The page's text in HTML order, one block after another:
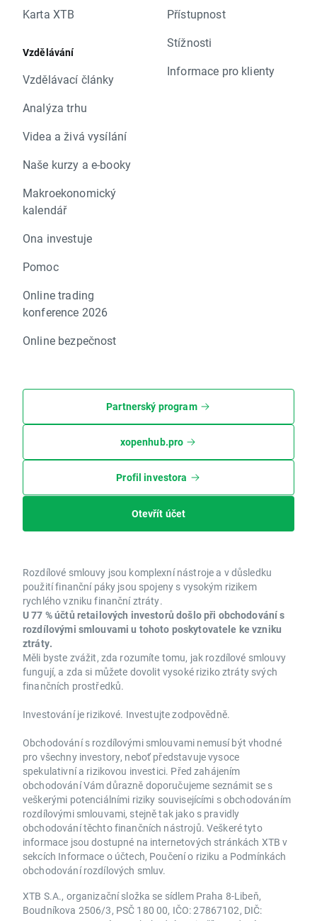
Karta XTB
Vzdělávání
Vzdělávací články
Analýza trhu
Videa a živá vysílání
Naše kurzy a e-booky
Makroekonomický
kalendář
Ona investuje
Pomoc
Online trading
konference 2026
Online bezpečnost
Přístupnost
Stížnosti
Informace pro klienty
Partnerský program
xopenhub.pro
Profil investora
Otevřít účet
Rozdílové smlouvy jsou komplexní nástroje a v důsledku
použití finanční páky jsou spojeny s vysokým rizikem
rychlého vzniku finanční ztráty.
U 77 % účtů retailových investorů došlo při obchodování s
rozdílovými smlouvami u tohoto poskytovatele ke vzniku
ztráty.
Měli byste zvážit, zda rozumíte tomu, jak rozdílové smlouvy
fungují, a zda si můžete dovolit vysoké riziko ztráty svých
finančních prostředků.
Investování je rizikové. Investujte zodpovědně.
Obchodování s rozdílovými smlouvami nemusí být vhodné
pro všechny investory, neboť představuje vysoce
spekulativní a rizikovou investici. Před zahájením
obchodování Vám důrazně doporučujeme seznámit se s
veškerými potenciálními riziky souvisejícími s obchodováním
rozdílovými smlouvami, stejně tak jako s pravidly
obchodování těchto finančních nástrojů. Veškeré tyto
informace jsou dostupné na internetových stránkách XTB v
sekcích Informace o účtech, Poučení o riziku a Podmínkách
obchodování rozdílových smluv.
XTB S.A., organizační složka se sídlem Praha 8-Libeň,
Boudníkova 2506/3, PSČ 180 00, IČO: 27867102, DIČ: